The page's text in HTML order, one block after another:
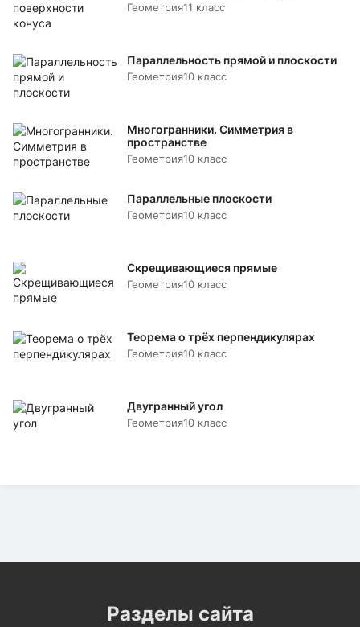
Геометрия11 класс
Параллельность прямой и плоскости
Геометрия10 класс
Многогранники. Симметрия в
пространстве
Геометрия10 класс
Параллельные плоскости
Геометрия10 класс
Скрещивающиеся прямые
Геометрия10 класс
Теорема о трёх перпендикулярах
Геометрия10 класс
Двугранный угол
Геометрия10 класс
Разделы сайта